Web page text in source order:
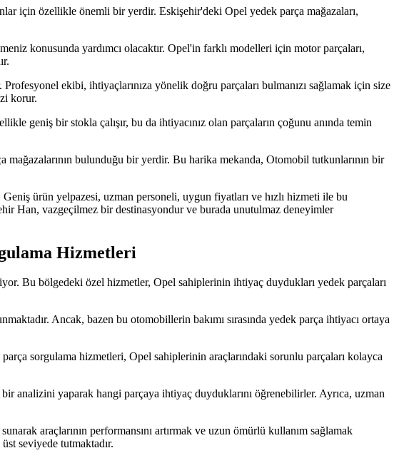
için özellikle önemli bir yerdir. Eskişehir'deki Opel yedek parça mağazaları,
konusunda yardımcı olacaktır. Opel'in farklı modelleri için motor parçaları,
ekibi, ihtiyaçlarınıza yönelik doğru parçaları bulmanızı sağlamak için size
korur.
geniş bir stokla çalışır, bu da ihtiyacınız olan parçaların çoğunu anında temin
bulunduğu bir yerdir. Bu harika mekanda, Otomobil tutkunlarının bir
ürün yelpazesi, uzman personeli, uygun fiyatları ve hızlı hizmeti ile bu
Han, vazgeçilmez bir destinasyondur ve burada unutulmaz deneyimler
Hizmetleri
Bu bölgedeki özel hizmetler, Opel sahiplerinin ihtiyaç duydukları yedek parçaları
Ancak, bazen bu otomobillerin bakımı sırasında yedek parça ihtiyacı ortaya
sorgulama hizmetleri, Opel sahiplerinin araçlarındaki sorunlu parçaları kolayca
analizini yaparak hangi parçaya ihtiyaç duyduklarını öğrenebilirler. Ayrıca, uzman
araçlarının performansını artırmak ve uzun ömürlü kullanım sağlamak
seviyede tutmaktadır.